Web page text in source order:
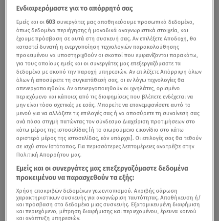
Ενδιαφερόμαστε για το απόρρητό σας
Εμείς και οι603 συνεργάτες μας αποθηκεύουμε προσωπικά δεδομένα,
όπως δεδομένα περιήγησης ή μοναδικά αναγνωριστικά στοιχεία, και
έχουμε πρόσβαση σε αυτά στη συσκευή σας. Αν επιλέξετε Αποδοχή, θα
καταστεί δυνατή η ενεργοποίηση τεχνολογιών παρακολούθησης
προκειμένου να υποστηριχθούν οι σκοποί που εμφανίζονται παρακάτω,
για τους οποίους εμείς και οι συνεργάτες μας επεξεργαζόμαστε τα
δεδομένα με σκοπό την παροχή υπηρεσιών. Αν επιλέξετε Απόρριψη όλων
όλων ή αποσύρετε τη συγκατάθεσή σας, οι εν λόγω τεχνολογίες θα
απενεργοποιηθούν. Αν απενεργοποιηθούν οι ιχνηλάτες, ορισμένο
περιεχόμενο και κάποιες από τις διαφημίσεις που βλέπετε ενδέχεται να
μην είναι τόσο σχετικές με εσάς. Μπορείτε να επανεμφανίσετε αυτό το
μενού για να αλλάξετε τις επιλογές σας ή να αποσύρετε τη συναίνεσή σας
ανά πάσα στιγμή πατώντας τον σύνδεσμο Διαχείριση προτιμήσεων στο
κάτω μέρος της ιστοσελίδας [ή το αιωρούμενο εικονίδιο στο κάτω
αριστερό μέρος της ιστοσελίδας, εάν υπάρχει]. Οι επιλογές σας θα τεθούν
σε ισχύ στον Ιστότοπος. Για περισσότερες λεπτομέρειες ανατρέξτε στην
Πολιτική Απορρήτου μας.
Εμείς και οι συνεργάτες μας επεξεργαζόμαστε δεδομένα
προκειμένου να παρασχεθούν τα εξής:
Χρήση επακριβών δεδομένων γεωεντοπισμού. Ακριβής σάρωση
χαρακτηριστικών συσκευής για αναγνώριση ταυτότητας. Αποθήκευση ή/
και πρόσβαση στα δεδομένα μιας συσκευής. Εξατομικευμένη διαφήμιση
και περιεχόμενο, μέτρηση διαφήμισης και περιεχομένου, έρευνα κοινού
και ανάπτυξη υπηρεσιών.